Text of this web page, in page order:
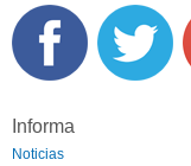
Informa
Noticias